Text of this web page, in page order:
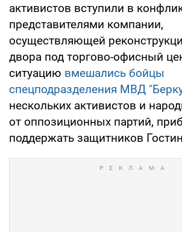
активистов вступили в
представителями компании,
осуществляющей
двора под торгово-офисный
ситуацию вмешались бойцы
спецподразделения МВД
нескольких активистов и
от оппозиционных партий,
поддержать защитников